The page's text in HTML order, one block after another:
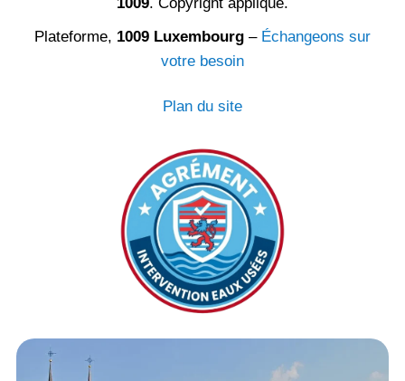
Plateforme, 1009 Luxembourg – Échangeons sur
votre besoin
Plan du site